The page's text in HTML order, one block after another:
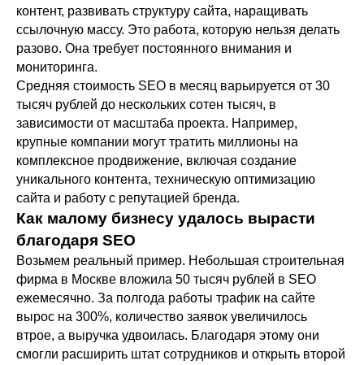
контент, развивать структуру сайта, наращивать
ссылочную массу. Это работа, которую нельзя делать
разово. Она требует постоянного внимания и
мониторинга.
Средняя стоимость SEO в месяц варьируется от 30
тысяч рублей до нескольких сотен тысяч, в
зависимости от масштаба проекта. Например,
крупные компании могут тратить миллионы на
комплексное продвижение, включая создание
уникального контента, техническую оптимизацию
сайта и работу с репутацией бренда.
Как малому бизнесу удалось вырасти
благодаря SEO
Возьмем реальный пример. Небольшая строительная
фирма в Москве вложила 50 тысяч рублей в SEO
ежемесячно. За полгода работы трафик на сайте
вырос на 300%, количество заявок увеличилось
втрое, а выручка удвоилась. Благодаря этому они
смогли расширить штат сотрудников и открыть второй